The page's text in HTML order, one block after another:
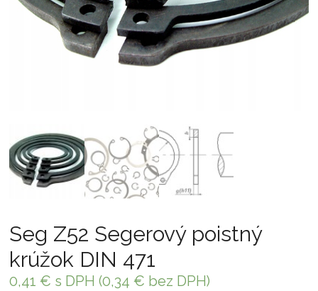
Seg Z52 Segerový poistný
krúžok DIN 471
0,41 € s DPH (0,34 € bez DPH)